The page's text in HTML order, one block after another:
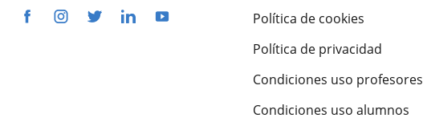
Política de cookies
Política de privacidad
Condiciones uso profesores
Condiciones uso alumnos